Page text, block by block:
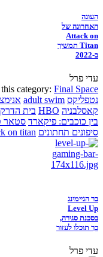
העונה
האחרונה של
Attack on
Titan תמשיך
ב-2022
עדי פרל
category: Final Space
נטפליקס adult swim
קאסלבניה HBO בית
בין כוכבים: פיקארד סטאר
סיפונים תחתונים on titan
בר הגיימינג
Level Up
בסכנת סגירה,
כך תוכלו לעזור
עדי פרל